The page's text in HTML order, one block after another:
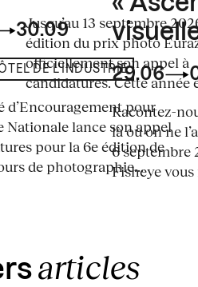
30.09
DE L'INDUSTRIE
d’Encouragement pour
Nationale lance son appel
pour la 6e édition de
de photographie...
Jusqu’au 13 septembre
édition du prix photo
officiellement son appel à
candidatures. Cette année
29.06
Racontez-
là où on ne
6 septembre
Fisheye
articles